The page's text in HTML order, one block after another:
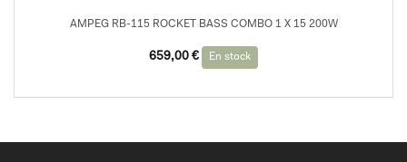
AMPEG RB-115 ROCKET BASS COMBO 1 X 15 200W
659,00 € En stock